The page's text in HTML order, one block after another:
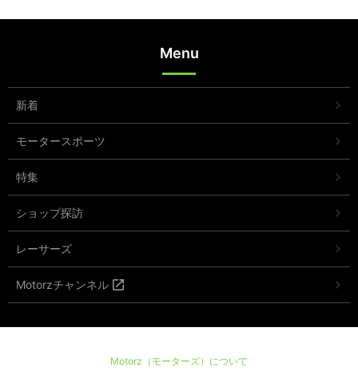
Menu
新着
モータースポーツ
特集
ショップ探訪
レーサーズ
Motorzチャンネル
Motorz（モーターズ）について